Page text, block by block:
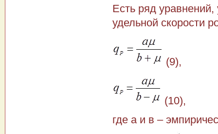
Есть ряд
удельной скорости
(9),
(10),
где а и в –